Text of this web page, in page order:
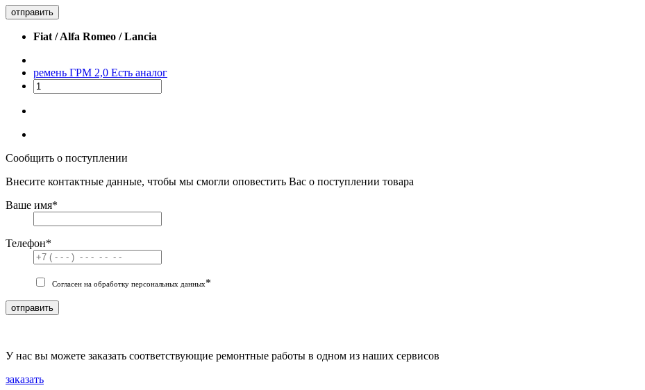
отправить
Fiat / Alfa Romeo / Lancia
ремень ГРМ 2,0 Есть аналог
Сообщить о поступлении
Внесите контактные данные, чтобы мы смогли оповестить Вас о поступлении товара
Ваше имя*
Телефон*
Согласен на обработку персональных данных*
отправить
У нас вы можете заказать соответствующие ремонтные работы в одном из наших сервисов
заказать